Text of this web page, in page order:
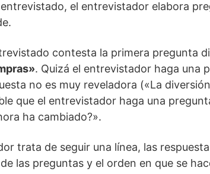
el entrevistador elabora
contesta la primera pregunta
. Quizá el entrevistador haga una
no es muy reveladora («La
que el entrevistador haga una
ha cambiado?».
trata de seguir una línea, las
las preguntas y el orden en que se